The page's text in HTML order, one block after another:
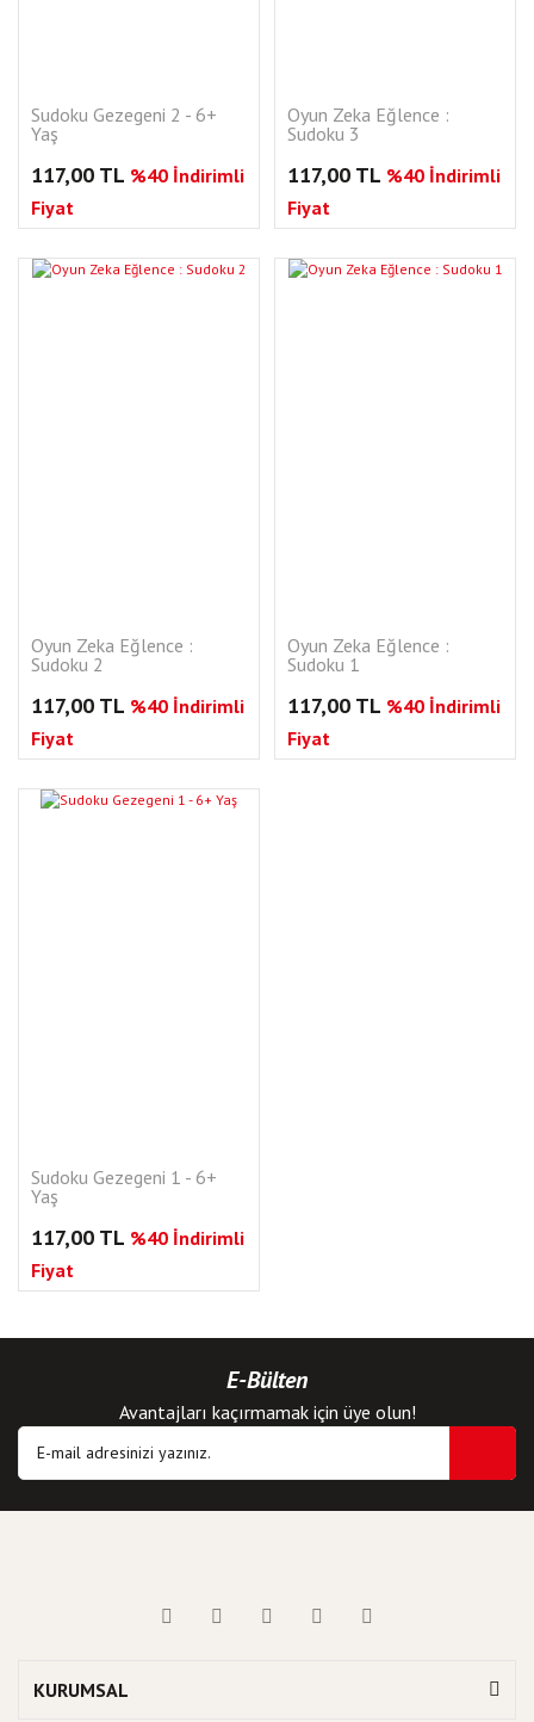
Sudoku Gezegeni 2 - 6+
Yaş
117,00 TL %40 İndirimli
Fiyat
Oyun Zeka Eğlence :
Sudoku 3
117,00 TL %40 İndirimli
Fiyat
Oyun Zeka Eğlence :
Sudoku 2
117,00 TL %40 İndirimli
Fiyat
Oyun Zeka Eğlence :
Sudoku 1
117,00 TL %40 İndirimli
Fiyat
Sudoku Gezegeni 1 - 6+
Yaş
117,00 TL %40 İndirimli
Fiyat
E-Bülten
Avantajları kaçırmamak için üye olun!
KURUMSAL